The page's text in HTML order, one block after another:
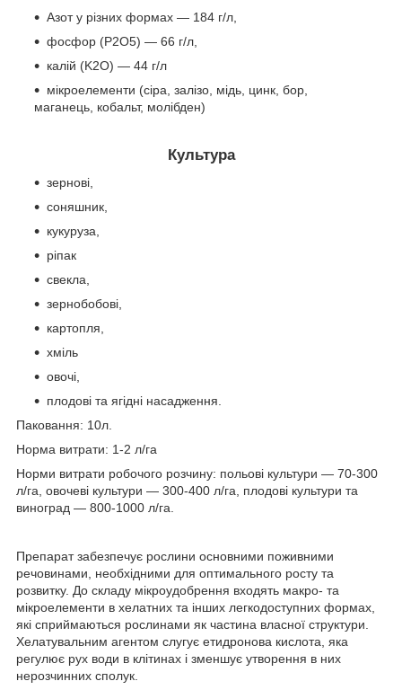
Азот у різних формах — 184 г/л,
фосфор (P2O5) — 66 г/л,
калій (K2O) — 44 г/л
мікроелементи (сіра, залізо, мідь, цинк, бор,
маганець, кобальт, молібден)
Культура
зернові,
соняшник,
кукуруза,
ріпак
свекла,
зернобобові,
картопля,
хміль
овочі,
плодові та ягідні насадження.
Паковання: 10л.
Норма витрати: 1-2 л/га
Норми витрати робочого розчину: польові культури — 70-300
л/га, овочеві культури — 300-400 л/га, плодові культури та
виноград — 800-1000 л/га.
Препарат забезпечує рослини основними поживними
речовинами, необхідними для оптимального росту та
розвитку. До складу мікроудобрення входять макро- та
мікроелементи в хелатних та інших легкодоступних формах,
які сприймаються рослинами як частина власної структури.
Хелатувальним агентом слугує етидронова кислота, яка
регулює рух води в клітинах і зменшує утворення в них
нерозчинних сполук.